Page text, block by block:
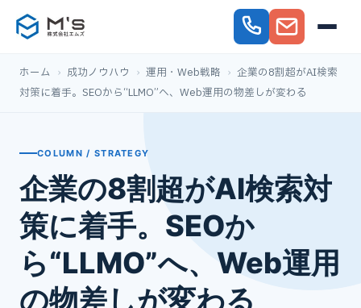
ホーム › 成功ノウハウ › 運用・Web戦略 › 企業の8割超がAI検索
対策に着手。SEOから“LLMO”へ、Web運用の物差しが変わる
COLUMN / STRATEGY
企業の8割超がAI検索対
策に着手。SEOか
ら“LLMO”へ、Web運用
の物差しが変わる